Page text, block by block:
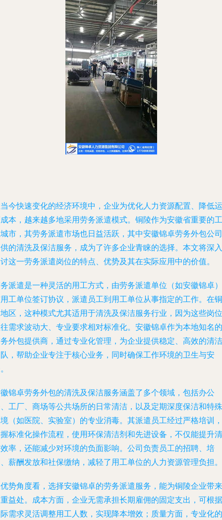
今快速变化的经济环境中，企业为优化人力资源配置、降低运
本，越来越多地采用劳务派遣模式。铜陵作为安徽省重要的工
市，其劳务派遣市场也日益活跃，其中安徽锦卓劳务外包公司
的清洗及保洁服务，成为了许多企业青睐的选择。本文将深入
这一劳务派遣岗位的特点、优势及其在实际应用中的价值。
派遣是一种灵活的用工方式，由劳务派遣单位（如安徽锦卓）
工单位签订协议，派遣员工到用工单位从事指定的工作。在铜
区，这种模式尤其适用于清洗及保洁服务行业，因为这些岗位
需求波动大、专业要求相对标准化。安徽锦卓作为本地知名的
外包提供商，通过专业化管理，为企业提供稳定、高效的清洁
，帮助企业专注于核心业务，同时确保工作环境的卫生与安
锦卓劳务外包的清洗及保洁服务涵盖了多个领域，包括办公
工厂、商场等公共场所的日常清洁，以及定期深度保洁和特殊
（如医院、实验室）的专业消毒。其派遣员工经过严格培训，
标准化操作流程，使用环保清洁剂和先进设备，不仅能提升清
率，还能减少对环境的负面影响。公司负责员工的招聘、培
薪酬发放和社保缴纳，减轻了用工单位的人力资源管理负担。
势角度看，选择安徽锦卓的劳务派遣服务，能为铜陵企业带来
益处。成本方面，企业无需承担长期雇佣的固定支出，可根据
需求灵活调整用工人数，实现降本增效；质量方面，专业化的